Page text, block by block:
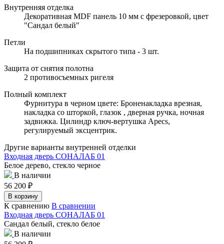
Внутренняя отделка
Декоративная MDF панель 10 мм с фрезеровкой, цвет
"Сандал белый"
Петли
На подшипниках скрытого типа - 3 шт.
Защита от снятия полотна
2 противосъемных ригеля
Полный комплект
Фурнитура в черном цвете: Броненакладка врезная,
накладка со шторкой, глазок , дверная ручка, ночная
задвижка. Цилиндр ключ-вертушка Apecs,
регулируемый эксцентрик.
Другие варианты внутренней отделки
Входная дверь СОНАЛАБ 01
Белое дерево, стекло черное
В наличии
56 200 ₽
В корзину
К сравнению В сравнении
Входная дверь СОНАЛАБ 01
Сандал белый, стекло белое
В наличии